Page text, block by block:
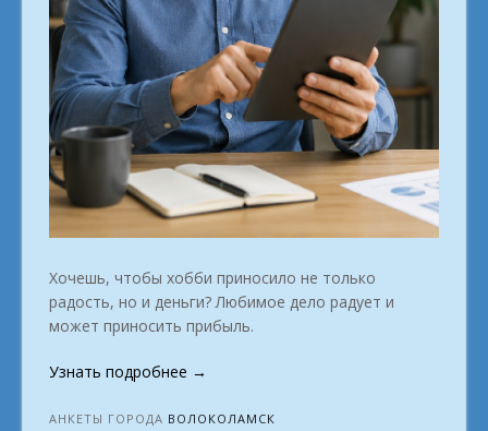
Хочешь, чтобы хобби приносило не только
радость, но и деньги? Любимое дело радует и
может приносить прибыль.
Узнать подробнее «Не
причину.
→
АНКЕТЫ ГОРОДА ВОЛОКОЛАМСК